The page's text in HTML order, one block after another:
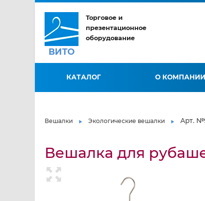
ВИТО
Торговое и
презентационное
оборудование
КАТАЛОГ О КОМПАНИИ
Вешалки Экологические вешалки Арт.
Вешалка для